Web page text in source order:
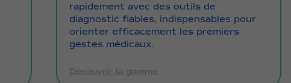
rapidement avec des outils de
diagnostic fiables, indispensables pour
orienter efficacement les premiers
gestes médicaux.
Découvrir la gamme